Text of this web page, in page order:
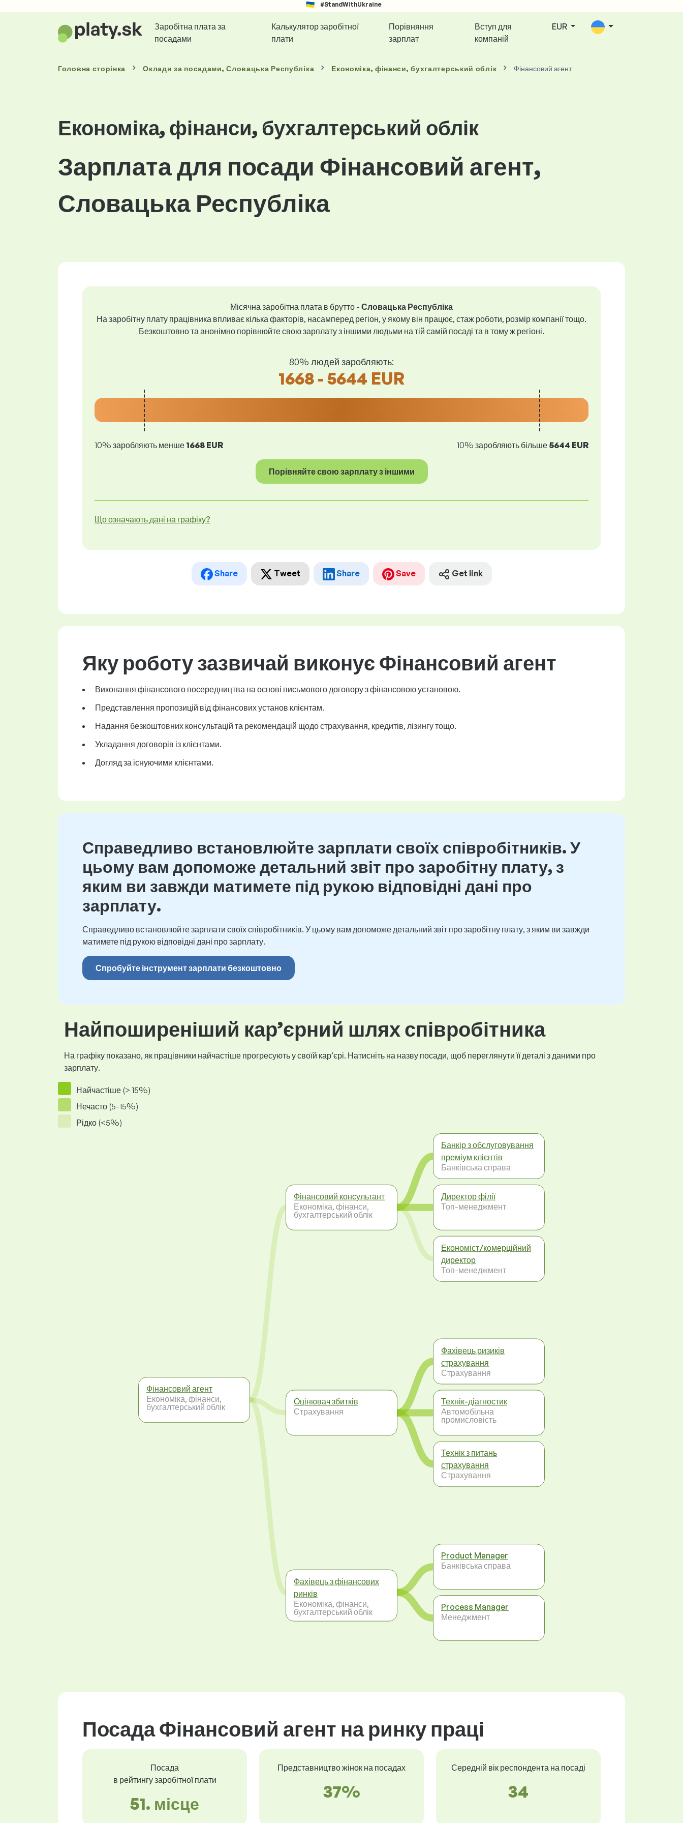
#StandWithUkraine
Заробітна плата за
посадами
Калькулятор заробітної
плати
Порівняння
зарплат
Вступ для
компаній
EUR
Головна сторінка Окладиза посадами, Словацька Республіка Економіка, фінанси, бухгалтерський облік Фінансовий агент
Економіка, фінанси, бухгалтерський облік
Зарплата для посади Фінансовий агент,
Словацька Республіка
Місячна заробітна плата в брутто - Словацька Республіка
На заробітну плату працівника впливає кілька факторів, насамперед регіон, у якому він працює, стаж роботи, розмір компанії тощо.
Безкоштовно та анонімно порівнюйте свою зарплату з іншими людьми на тій самій посаді та в тому ж регіоні.
80% людей заробляють:
1668 - 5644 EUR
10% заробляють менше 1668 EUR 10% заробляють більше 5644 EUR
Порівняйте свою зарплату з іншими
Що означають дані на графіку?
Share Tweet Share Save Get link
Яку роботу зазвичай виконує Фінансовий агент
Виконання фінансового посередництва на основі письмового договору з фінансовою установою.
Представлення пропозицій від фінансових установ клієнтам.
Надання безкоштовних консультацій та рекомендацій щодо страхування, кредитів, лізингу тощо.
Укладання договорів із клієнтами.
Догляд за існуючими клієнтами.
Справедливо встановлюйте зарплати своїх співробітників. У
цьому вам допоможе детальний звіт про заробітну плату, з
яким ви завжди матимете під рукою відповідні дані про
зарплату.
Справедливо встановлюйте зарплати своїх співробітників. У цьому вам допоможе детальний звіт про заробітну плату, з яким ви завжди
матимете під рукою відповідні дані про зарплату.
Спробуйте інструмент зарплати безкоштовно
Найпоширеніший кар’єрний шлях співробітника
На графіку показано, як працівники найчастіше прогресують у своїй кар’єрі. Натисніть на назву посади, щоб переглянути її деталі з даними про
зарплату.
Найчастіше (> 15%)
Нечасто (5-15%)
Рідко (<5%)
Фінансовий агент
Економіка, фінанси,
бухгалтерський облік
Фінансовий консультант
Економіка, фінанси,
бухгалтерський облік
Оцінювач збитків
Страхування
Фахівець з фінансових
ринків
Економіка, фінанси,
бухгалтерський облік
Банкір з обслуговування
преміум клієнтів
Банківська справа
Директор філії
Топ-менеджмент
Економіст/комерційний
директор
Топ-менеджмент
Фахівець ризиків
страхування
Страхування
Технік-діагностик
Автомобільна
промисловість
Технік з питань
страхування
Страхування
Product Manager
Банківська справа
Process Manager
Менеджмент
Посада Фінансовий агент на ринку праці
Посада
в рейтингу заробітної плати
51. місце
Представництво жінок на посадах
37%
Середній вік респондента на посаді
34